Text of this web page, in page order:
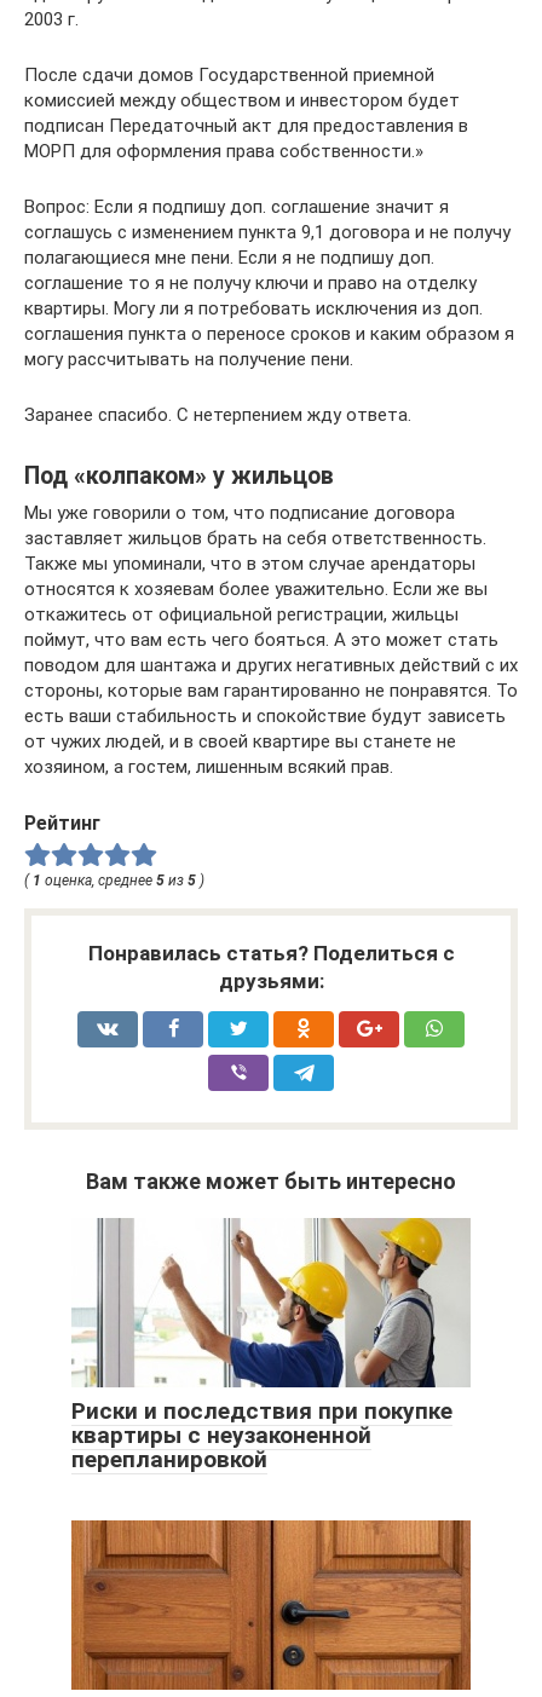
2003 г.
После сдачи домов Государственной приемной
комиссией между обществом и инвестором будет
подписан Передаточный акт для предоставления в
МОРП для оформления права собственности.»
Вопрос: Если я подпишу доп. соглашение значит я
соглашусь с изменением пункта 9,1 договора и не получу
полагающиеся мне пени. Если я не подпишу доп.
соглашение то я не получу ключи и право на отделку
квартиры. Могу ли я потребовать исключения из доп.
соглашения пункта о переносе сроков и каким образом я
могу рассчитывать на получение пени.
Заранее спасибо. С нетерпением жду ответа.
Под «колпаком» у жильцов
Мы уже говорили о том, что подписание договора
заставляет жильцов брать на себя ответственность.
Также мы упоминали, что в этом случае арендаторы
относятся к хозяевам более уважительно. Если же вы
откажитесь от официальной регистрации, жильцы
поймут, что вам есть чего бояться. А это может стать
поводом для шантажа и других негативных действий с их
стороны, которые вам гарантированно не понравятся. То
есть ваши стабильность и спокойствие будут зависеть
от чужих людей, и в своей квартире вы станете не
хозяином, а гостем, лишенным всякий прав.
Рейтинг
( 1 оценка, среднее 5 из 5 )
Понравилась статья? Поделиться с
друзьями:
Вам также может быть интересно
Риски и последствия при покупке
квартиры с неузаконенной
перепланировкой